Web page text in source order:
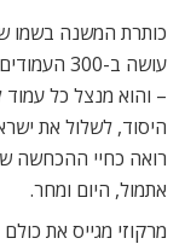
כותרת המשנה בשמו
עושה ב-
– והוא מנצל כל
היסוד, לשלול את
רואה כחיי ההכחשה
אתמול, היום ומחר.
מרקוזי מגייס את